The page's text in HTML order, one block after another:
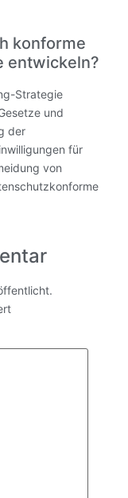
konforme
entwickeln?
Strategie
und
der
für
von